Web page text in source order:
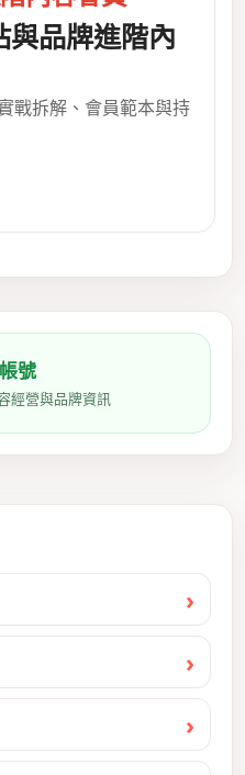
與品牌進階內
戰拆解、會員範本與持
號
經營與品牌資訊